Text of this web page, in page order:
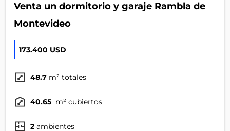
Venta un dormitorio y garaje Rambla de
Montevideo
173.400 USD
48.7 m² totales
40.65 m² cubiertos
2 ambientes